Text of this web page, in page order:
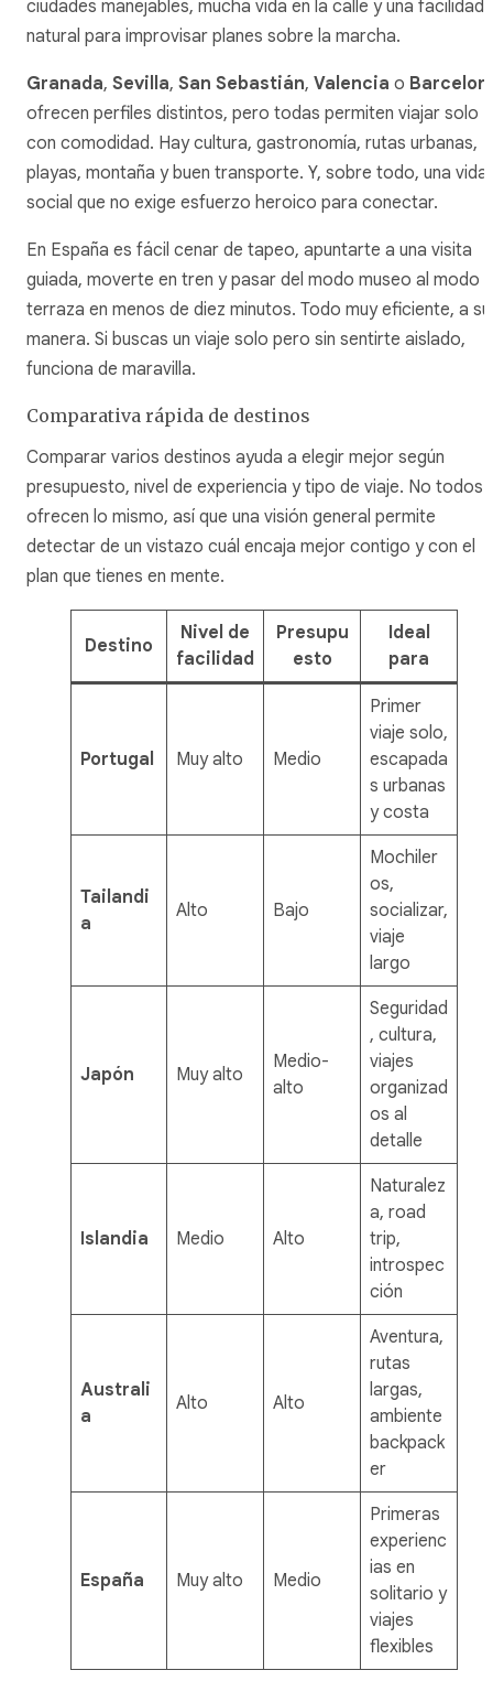
ciudades manejables, mucha vida en la calle y una facilidad
natural para improvisar planes sobre la marcha.
Granada, Sevilla, San Sebastián, Valencia o
ofrecen perfiles distintos, pero todas permiten viajar solo
con comodidad. Hay cultura, gastronomía, rutas urbanas,
playas, montaña y buen transporte. Y, sobre todo, una vida
social que no exige esfuerzo heroico para conectar.
En España es fácil cenar de tapeo, apuntarte a una visita
guiada, moverte en tren y pasar del modo museo al modo
terraza en menos de diez minutos. Todo muy eficiente, a su
manera. Si buscas un viaje solo pero sin sentirte aislado,
funciona de maravilla.
Comparativa rápida de destinos
Comparar varios destinos ayuda a elegir mejor según
presupuesto, nivel de experiencia y tipo de viaje. No todos
ofrecen lo mismo, así que una visión general permite
detectar de un vistazo cuál encaja mejor contigo y con el
plan que tienes en mente.
Destino
Nivel de
facilidad
Presupu
esto
Ideal
para
Portugal Muy alto Medio
Primer
viaje solo,
escapada
s urbanas
y costa
Tailandi
a
Alto Bajo
Mochiler
os,
socializar,
viaje
largo
Japón Muy alto
Medio-
alto
Seguridad
, cultura,
viajes
organizad
os al
detalle
Islandia Medio Alto
Naturalez
a, road
trip,
introspec
ción
Australi
a
Alto Alto
Aventura,
rutas
largas,
ambiente
backpack
er
España Muy alto Medio
Primeras
experienc
ias en
solitario y
viajes
flexibles